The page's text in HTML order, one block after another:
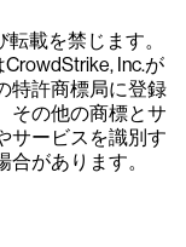
載を禁じます。
Inc.が
特許商標局に登録
その他の商標とサ
サービスを識別す
があります。